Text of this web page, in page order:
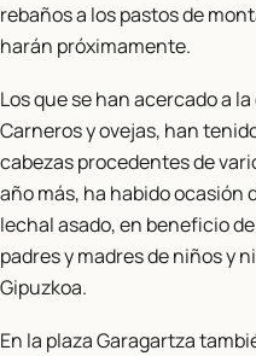
rebaños a los pastos de
harán próximamente.
Los que se han acercado a
Carneros y ovejas, han
cabezas procedentes de
año más, ha habido ocasión
lechal asado, en beneficio
padres y madres de niños y
Gipuzkoa.
En la plaza Garagartza